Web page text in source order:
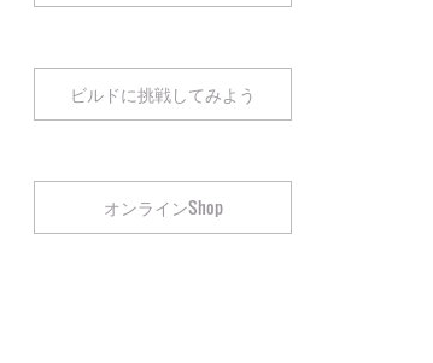
ビルドに挑戦してみよう
オンラインShop